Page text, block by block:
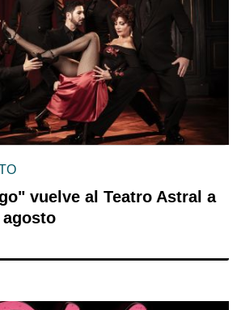
vuelve al Teatro Astral a